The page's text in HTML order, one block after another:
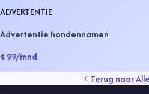
ADVERTENTIE
Advertentie hondennamen
€ 99/mnd
Terug naar